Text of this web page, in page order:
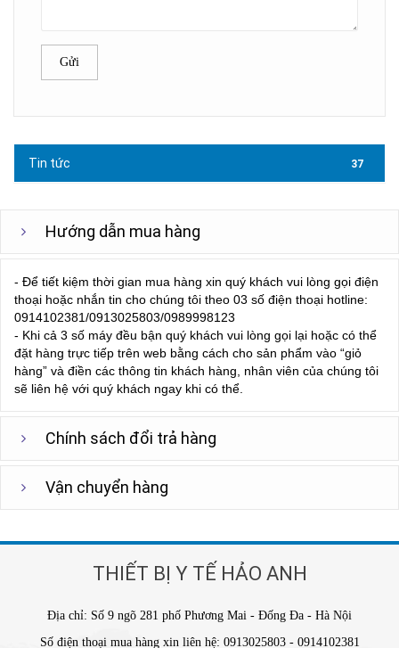
Gửi
Tin tức 37
Hướng dẫn mua hàng
- Để tiết kiệm thời gian mua hàng xin quý khách vui lòng gọi điện
thoại hoặc nhắn tin cho chúng tôi theo 03 số điện thoại hotline:
0914102381/0913025803/0989998123
- Khi cả 3 số máy đều bận quý khách vui lòng gọi lại hoặc có thể
đặt hàng trực tiếp trên web bằng cách cho sản phẩm vào “giỏ
hàng” và điền các thông tin khách hàng, nhân viên của chúng tôi
sẽ liên hệ với quý khách ngay khi có thể.
Chính sách đổi trả hàng
Vận chuyển hàng
THIẾT BỊ Y TẾ HẢO ANH
Địa chỉ: Số 9 ngõ 281 phố Phương Mai - Đống Đa - Hà Nội
Số điện thoại mua hàng xin liên hệ: 0913025803 - 0914102381